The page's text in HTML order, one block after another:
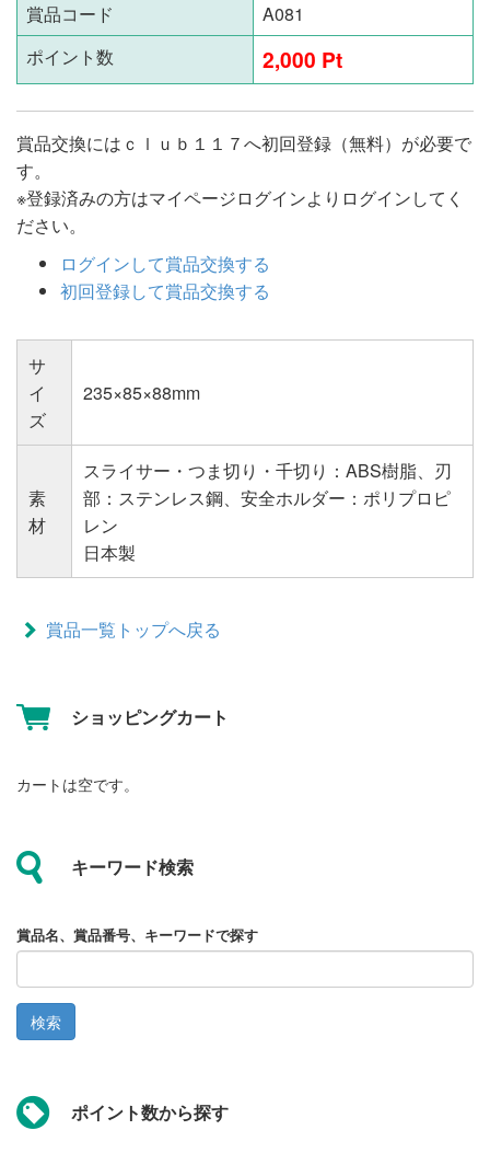
賞品コード
A081
ポイント数
2,000 Pt
賞品交換にはｃｌｕｂ１１７へ初回登録（無料）が必要で
す。
※登録済みの方はマイページログインよりログインしてく
ださい。
ログインして賞品交換する
初回登録して賞品交換する
サ
イ
ズ
235×85×88mm
素
材
スライサー・つま切り・千切り：ABS樹脂、刃
部：ステンレス鋼、安全ホルダー：ポリプロピ
レン
日本製
賞品一覧トップへ戻る
ショッピングカート
カートは空です。
キーワード検索
賞品名、賞品番号、キーワードで探す
検索
ポイント数から探す